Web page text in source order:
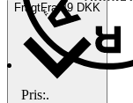
FragtFra 49 DKK
Pris:.